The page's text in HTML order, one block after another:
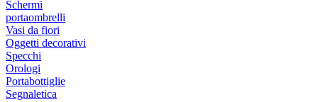
Schermi
portaombrelli
Vasi da fiori
Oggetti decorativi
Specchi
Orologi
Portabottiglie
Segnaletica